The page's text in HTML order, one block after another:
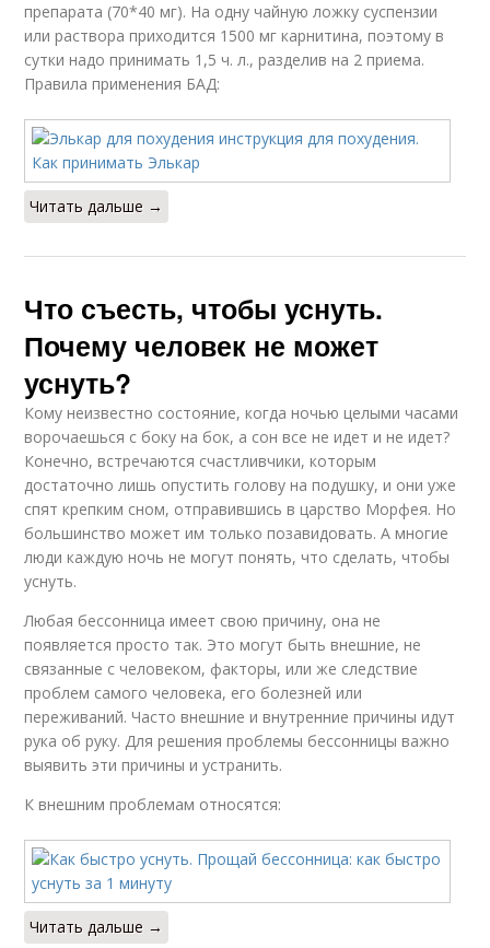
препарата (70*40 мг). На одну чайную ложку суспензии
или раствора приходится 1500 мг карнитина, поэтому в
сутки надо принимать 1,5 ч. л., разделив на 2 приема.
Правила применения БАД:
Читать дальше →
Что съесть, чтобы уснуть.
Почему человек не может
уснуть?
Кому неизвестно состояние, когда ночью целыми часами
ворочаешься с боку на бок, а сон все не идет и не идет?
Конечно, встречаются счастливчики, которым
достаточно лишь опустить голову на подушку, и они уже
спят крепким сном, отправившись в царство Морфея. Но
большинство может им только позавидовать. А многие
люди каждую ночь не могут понять, что сделать, чтобы
уснуть.
Любая бессонница имеет свою причину, она не
появляется просто так. Это могут быть внешние, не
связанные с человеком, факторы, или же следствие
проблем самого человека, его болезней или
переживаний. Часто внешние и внутренние причины идут
рука об руку. Для решения проблемы бессонницы важно
выявить эти причины и устранить.
К внешним проблемам относятся:
Читать дальше →